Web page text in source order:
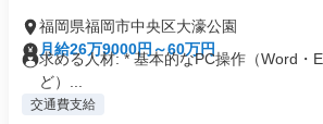
福岡県福岡市中央区大濠公園
月給26万9000円～60万円
求める人材: * 基本的なPC操作（Word・
ど）...
交通費支給